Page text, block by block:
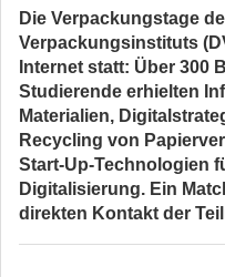
Die Verpackungstage
Verpackungsinstituts
Internet statt: Über 300
Studierende erhielten
Materialien,
Recycling von
Start-Up-Technologien
Digitalisierung. Ein
direkten Kontakt der